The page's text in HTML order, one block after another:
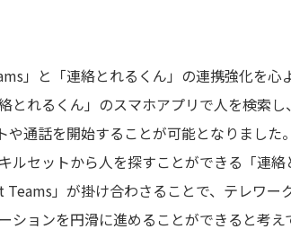
」と「連絡とれるくん」の連携強化を心
とれるくん」のスマホアプリで人を検索
通話を開始することが可能となりました。
ルセットから人を探すことができる「連
」が掛け合わさることで、テレワー
ョンを円滑に進めることができると考え